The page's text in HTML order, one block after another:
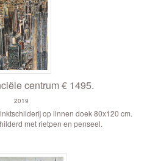
centrum € 1495.
2019
op linnen doek 80x120 cm.
met rietpen en penseel.